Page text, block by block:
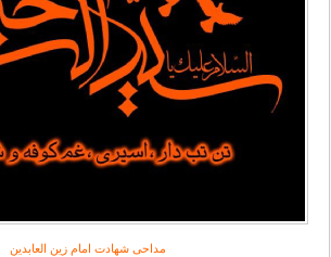
مداحی شهادت امام زین العابدین